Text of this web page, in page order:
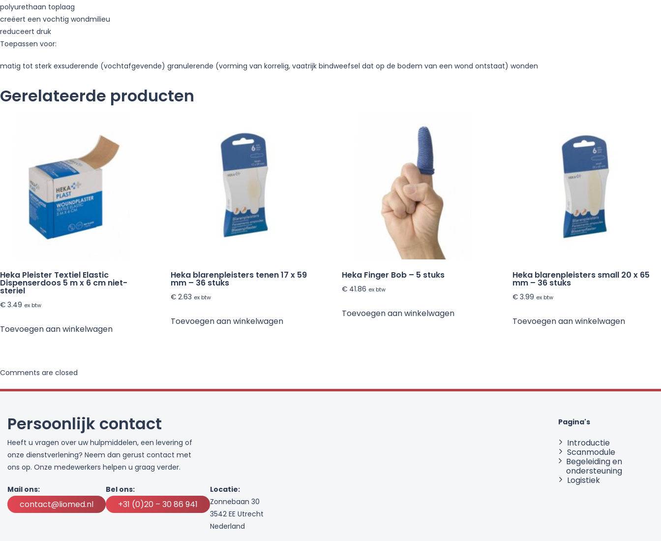
polyurethaan toplaag
creëert een vochtig wondmilieu
reduceert druk
Toepassen voor:
matig tot sterk exsuderende (vochtafgevende) granulerende (vorming van korrelig, vaatrijk bindweefsel dat op de bodem van een wond ontstaat) wonden
Gerelateerde producten
Heka Pleister Textiel Elastic
Dispenserdoos 5 m x 6 cm niet-
steriel
€ 3.49 ex btw
Toevoegen aan winkelwagen
Heka blarenpleisters tenen 17 x 59
mm – 36 stuks
€ 2.63 ex btw
Toevoegen aan winkelwagen
Heka Finger Bob – 5 stuks
€41.86 ex btw
Toevoegen aan winkelwagen
Heka blarenpleisters small 20 x 65
mm – 36 stuks
€ 3.99 ex btw
Toevoegen aan winkelwagen
Comments are closed
Persoonlijk contact
Heeft u vragen over uw hulpmiddelen, een levering of
onze dienstverlening? Neem dan gerust contact met
ons op. Onze medewerkers helpen u graag verder.
Mail ons:
contact@liomed.nl
Bel ons:
+31 (0)20 – 30 86 941
Locatie:
Zonnebaan 30
3542 EE Utrecht
Nederland
Pagina's
Introductie
Scanmodule
Begeleiding en
ondersteuning
Logistiek